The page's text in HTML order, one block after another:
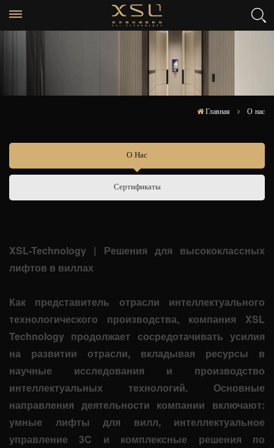
Главная О нас
О Нас
Сертификаты
XSL-Technology | Решения для высококлассных
лифтов в виллах
Как представитель отрасли интеллектуального
технологического производства, компания XSL
Technology продолжает сосредотачивать усилия
на развитии отрасли, вкладывая ресурсы в
научные исследования и производство
интеллектуальных технологий. Основные
направления деятельности компании включают:
умные лифты для вилл, интеллектуальное
управление 3C и комплексные решения по